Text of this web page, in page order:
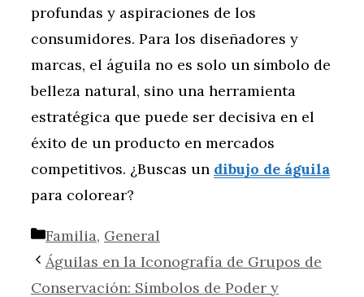
profundas y aspiraciones de los
consumidores. Para los diseñadores y
marcas, el águila no es solo un símbolo de
belleza natural, sino una herramienta
estratégica que puede ser decisiva en el
éxito de un producto en mercados
competitivos. ¿Buscas un dibujo de águila
para colorear?
Categorías
Familia, General
Águilas en la Iconografía de Grupos de
Conservación: Símbolos de Poder y